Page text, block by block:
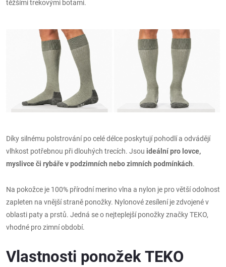
těžšími trekovými botami.
Díky silnému polstrování po celé délce poskytují pohodlí a odvádějí
vlhkost potřebnou při dlouhých trecích. Jsou ideální pro lovce,
myslivce či rybáře v podzimních nebo zimních podmínkách.
Na pokožce je 100% přírodní merino vlna a nylon je pro větší odolnost
zapleten na vnější straně ponožky. Nylonové zesílení je zdvojené v
oblasti paty a prstů. Jedná se o nejteplejší ponožky značky TEKO,
vhodné pro zimní období.
Vlastnosti ponožek TEKO